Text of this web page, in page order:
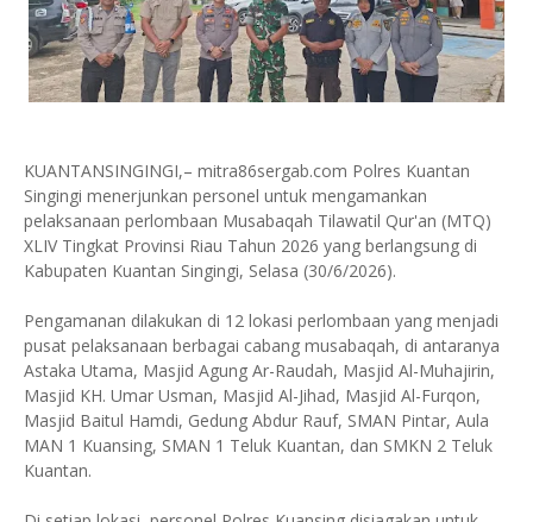
KUANTANSINGINGI,– mitra86sergab.com Polres Kuantan
Singingi menerjunkan personel untuk mengamankan
pelaksanaan perlombaan Musabaqah Tilawatil Qur'an (MTQ)
XLIV Tingkat Provinsi Riau Tahun 2026 yang berlangsung di
Kabupaten Kuantan Singingi, Selasa (30/6/2026).
Pengamanan dilakukan di 12 lokasi perlombaan yang menjadi
pusat pelaksanaan berbagai cabang musabaqah, di antaranya
Astaka Utama, Masjid Agung Ar-Raudah, Masjid Al-Muhajirin,
Masjid KH. Umar Usman, Masjid Al-Jihad, Masjid Al-Furqon,
Masjid Baitul Hamdi, Gedung Abdur Rauf, SMAN Pintar, Aula
MAN 1 Kuansing, SMAN 1 Teluk Kuantan, dan SMKN 2 Teluk
Kuantan.